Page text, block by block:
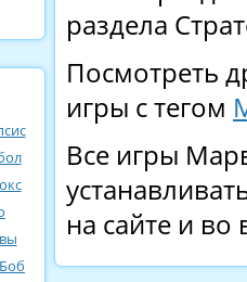
раздела
Посмотреть
игры с тегом
Все игры
на сайте и